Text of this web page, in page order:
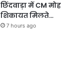
छिंदवाड़ा में CM
शिकायत मिलते…
7 hours ago